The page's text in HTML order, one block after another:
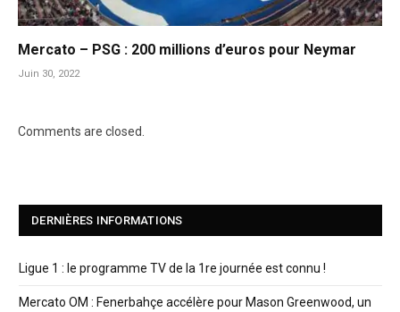
Mercato – PSG : 200 millions d’euros pour Neymar
Juin 30, 2022
Comments are closed.
DERNIÈRES INFORMATIONS
Ligue 1 : le programme TV de la 1re journée est connu !
Mercato OM : Fenerbahçe accélère pour Mason Greenwood, un